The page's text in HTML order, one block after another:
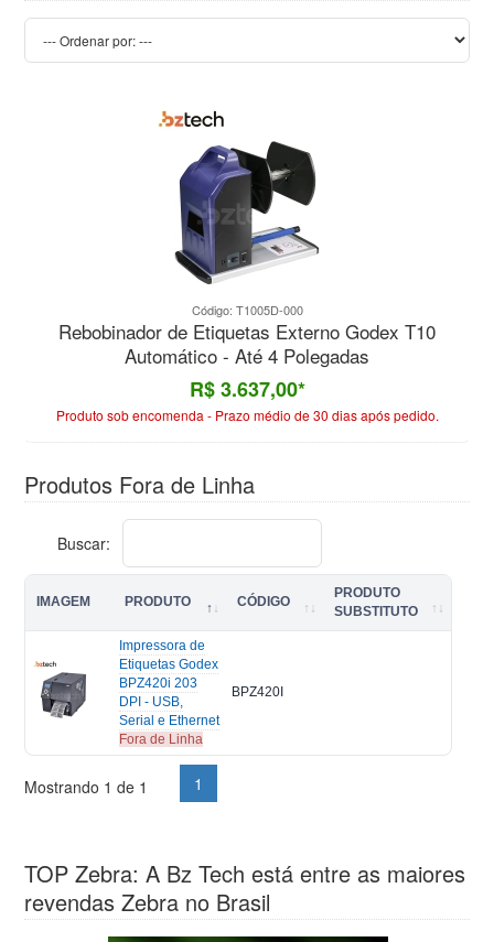
Código: T1005D-000
Rebobinador de Etiquetas Externo Godex T10
Automático - Até 4 Polegadas
R$ 3.637,00*
Produto sob encomenda - Prazo médio de 30 dias após pedido.
Produtos Fora de Linha
Buscar:
IMAGEM PRODUTO CÓDIGO
PRODUTO
SUBSTITUTO
Impressora de
Etiquetas Godex
BPZ420i 203
DPI - USB,
Serial e Ethernet
Fora de Linha
BPZ420I
Mostrando 1 de 1 1
TOP Zebra: A Bz Tech está entre as maiores
revendas Zebra no Brasil